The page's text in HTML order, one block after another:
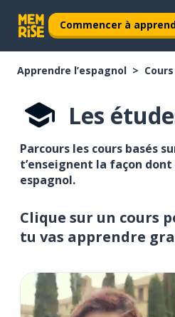
Commencer à
Apprendre l’espagnol
Les
Parcours les cours basés
t’enseignent la façon
espagnol.
Clique sur un cours
tu vas apprendre